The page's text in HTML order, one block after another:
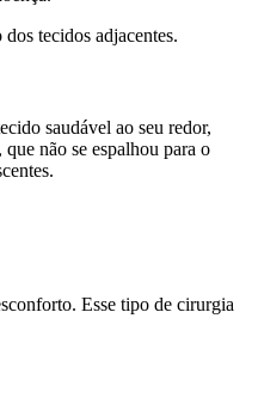
tecidos adjacentes.
saudável ao seu redor,
não se espalhou para o
Esse tipo de cirurgia